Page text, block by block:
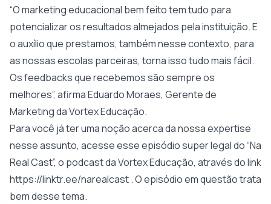
“O marketing educacional bem feito tem tudo para
potencializar os resultados almejados pela instituição. E
o auxílio que prestamos, também nesse contexto, para
as nossas escolas parceiras, torna isso tudo mais fácil.
Os feedbacks que recebemos são sempre os
melhores”, afirma Eduardo Moraes, Gerente de
Marketing da Vortex Educação.
Para você já ter uma noção acerca da nossa expertise
nesse assunto, acesse esse episódio super legal do “Na
Real Cast”, o podcast da Vortex Educação, através do link
https://linktr.ee/narealcast. O episódio em questão trata
bem desse tema.